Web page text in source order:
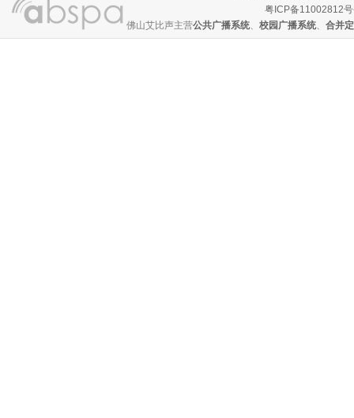
粤ICP备11002812
佛山艾比声主营公共广播系统、 校园广播系统、 合并